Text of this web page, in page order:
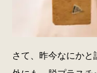
さて、昨今なにかと